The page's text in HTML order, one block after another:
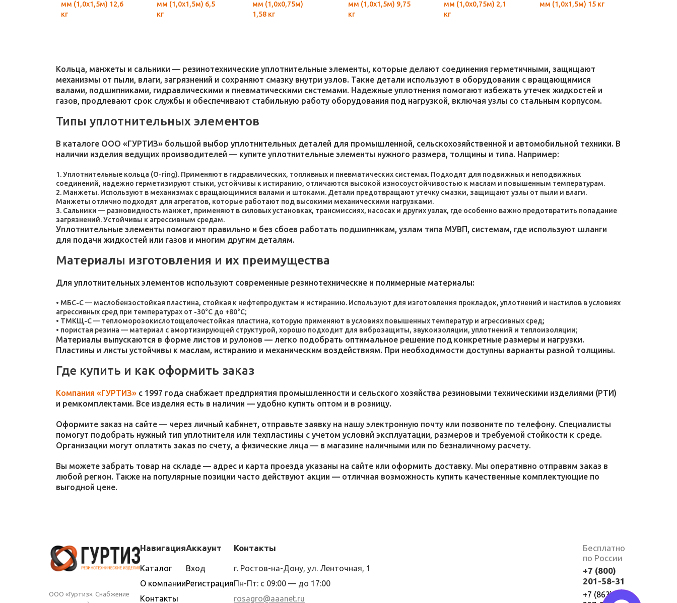
мм (1,0х1,5м) 12,6
кг
мм (1,0х1,5м) 6,5
кг
мм (1,0х0,75м)
1,58 кг
мм (1,0х1,5м) 9,75
кг
мм (1,0х0,75м) 2,1
кг
мм (1,0х1,5м) 15 кг
Кольца, манжеты и сальники — резинотехнические уплотнительные элементы, которые делают соединения герметичными, защищают
механизмы от пыли, влаги, загрязнений и сохраняют смазку внутри узлов. Такие детали используют в оборудовании с вращающимися
валами, подшипниками, гидравлическими и пневматическими системами. Надежные уплотнения помогают избежать утечек жидкостей и
газов, продлевают срок службы и обеспечивают стабильную работу оборудования под нагрузкой, включая узлы со стальным корпусом.
Типы уплотнительных элементов
В каталоге ООО «ГУРТИЗ» большой выбор уплотнительных деталей для промышленной, сельскохозяйственной и автомобильной техники. В
наличии изделия ведущих производителей — купите уплотнительные элементы нужного размера, толщины и типа. Например:
Уплотнительные кольца (O-ring). Применяют в гидравлических, топливных и пневматических системах. Подходят для подвижных и неподвижных
соединений, надежно герметизируют стыки, устойчивы к истиранию, отличаются высокой износоустойчивостью к маслам и повышенным температурам.
Манжеты. Используют в механизмах с вращающимися валами и штоками. Детали предотвращают утечку смазки, защищают узлы от пыли и влаги.
Манжеты отлично подходят для агрегатов, которые работают под высокими механическими нагрузками.
Сальники — разновидность манжет, применяют в силовых установках, трансмиссиях, насосах и других узлах, где особенно важно предотвратить попадание
загрязнений. Устойчивы к агрессивным средам.
Уплотнительные элементы помогают правильно и без сбоев работать подшипникам, узлам типа МУВП, системам, где используют шланги
для подачи жидкостей или газов и многим другим деталям.
Материалы изготовления и их преимущества
Для уплотнительных элементов используют современные резинотехнические и полимерные материалы:
МБС-С — маслобензостойкая пластина, стойкая к нефтепродуктам и истиранию. Используют для изготовления прокладок, уплотнений и настилов в условиях
агрессивных сред при температурах от -30°C до +80°C;
ТМКЩ-С — тепломорозокислотощелочестойкая пластина, которую применяют в условиях повышенных температур и агрессивных сред;
пористая резина — материал с амортизирующей структурой, хорошо подходит для виброзащиты, звукоизоляции, уплотнений и теплоизоляции;
Материалы выпускаются в форме листов и рулонов — легко подобрать оптимальное решение под конкретные размеры и нагрузки.
Пластины и листы устойчивы к маслам, истиранию и механическим воздействиям. При необходимости доступны варианты разной толщины.
Где купить и как оформить заказ
Компания «ГУРТИЗ» с 1997 года снабжает предприятия промышленности и сельского хозяйства резиновыми техническими изделиями (РТИ)
и ремкомплектами. Все изделия есть в наличии — удобно купить оптом и в розницу.
Оформите заказ на сайте — через личный кабинет, отправьте заявку на нашу электронную почту или позвоните по телефону. Специалисты
помогут подобрать нужный тип уплотнителя или техпластины с учетом условий эксплуатации, размеров и требуемой стойкости к среде.
Организации могут оплатить заказ по счету, а физические лица — в магазине наличными или по безналичному расчету.
Вы можете забрать товар на складе — адрес и карта проезда указаны на сайте или оформить доставку. Мы оперативно отправим заказ в
любой регион. Также на популярные позиции часто действуют акции — отличная возможность купить качественные комплектующие по
выгодной цене.
ООО «Гуртиз». Снабжение
Навигация
Каталог
О компании
Контакты
Аккаунт
Вход
Регистрация
Контакты
г. Ростов-на-Дону, ул. Ленточная, 1
Пн-Пт: с 09:00 — до 17:00
rosagro@aaanet.ru
Бесплатно
по России
+7 (800)
201-58-31
+7 (863)